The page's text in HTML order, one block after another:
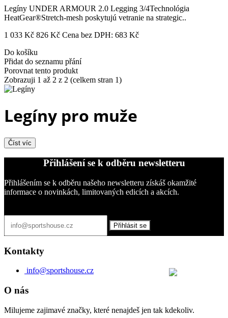
Legíny UNDER ARMOUR 2.0 Legging 3/4Technológia
HeatGear®Stretch-mesh poskytujú vetranie na strategic..
1 033 Kč 826 Kč Cena bez DPH: 683 Kč
Do košíku
Přidat do seznamu přání
Porovnat tento produkt
Zobrazuji 1 až 2 z 2 (celkem stran 1)
Legíny pro muže
Číst víc
Přihlášení se k odběru newsletteru
Přihlášením se k odběru našeho newsletteru získáš okamžité
informace o novinkách, limitovaných edicích a akcích.
Přihlásit se
Kontakty
info@sportshouse.cz
O nás
Milujeme zajimavé značky, které nenajdeš jen tak kdekoliv.